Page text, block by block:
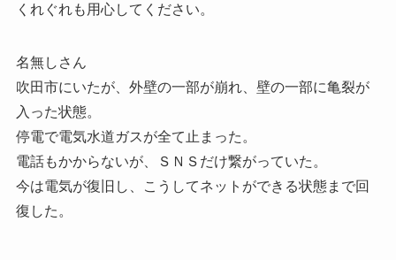
くれぐれも用心してください。
名無しさん
吹田市にいたが、外壁の一部が崩れ、壁の一部に亀裂が
入った状態。
停電で電気水道ガスが全て止まった。
電話もかからないが、ＳＮＳだけ繋がっていた。
今は電気が復旧し、こうしてネットができる状態まで回
復した。